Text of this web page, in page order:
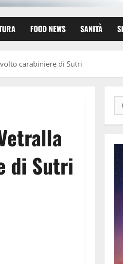
FOOD NEWS SANITÀ
carabiniere di Sutri
di Sutri